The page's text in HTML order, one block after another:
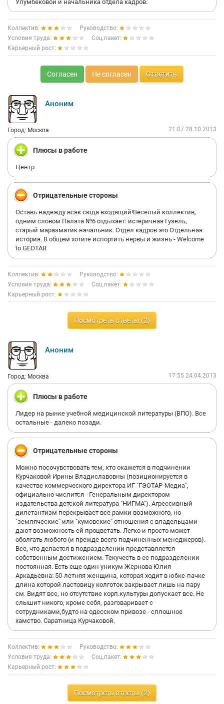
Улумбековой и начальника отдела кадров.
Коллектив:
Руководство:
Условия труда:
Соц.пакет:
Карьерный рост:
Согласен Не согласен Ответить
Аноним
Город: Москва 21:07 28.10.2013
Плюсы в работе
Центр
Отрицательные стороны
Оставь надежду всяк сюда входящий!Веселый коллектив,
одним словом Палата №6 отдыхает: истеричная Гузель,
старый маразматик начальник. Отдел кадров это Отдельная
история. В общем хотите испортить нервы и жизнь - Welcome
to GEOTAR
Коллектив:
Руководство:
Условия труда:
Соц.пакет:
Карьерный рост:
Посмотреть ответы (2)
Аноним
Город: Москва 17:55 24.04.2013
Плюсы в работе
Лидер на рынке учебной медицинской литературы (ВПО). Все
остальные - далеко позади.
Отрицательные стороны
Можно посочувствовать тем, кто окажется в подчинении
Курчаковой Ирины Владиславовны (позиционируется в
качестве коммерческого директора ИГ "ГЭОТАР-Медиа",
официально числится - Генеральным директором
издательства детской литература "НИГМА"). Агрессивный
дилетантизм перекрывает все рамки возможного, но
"земляческие" или "кумовские" отношения с владельцами
дают возможность ей процветать. Легко и просто может
оболгать любого (и прежде всего подчиненных менеджеров).
Все, что делается в подразделении представляется
собственным достижением. Текучесть в ее подразделении
постоянная. Есть еще один уникум Жернова Юлия
Аркадьевна: 50-летняя женщина, которая ходит в юбке-пачке
длина которой ластовицу колготок закрывает лишь на пару
см. Видят все, но отсутствие корп.культуры допускает все. Не
слышит никого, кроме себя, разговаривает с
сотрудниками,будто на одесском привозе - сплошное
хамство. Саратница Курчаковой.
Коллектив:
Руководство:
Условия труда:
Соц.пакет:
Карьерный рост:
Посмотреть ответы (2)